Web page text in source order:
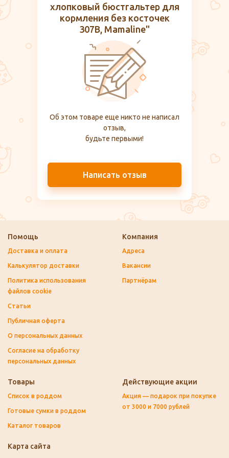
хлопковый бюстгальтер для
кормления без косточек
307B, Mamaline"
Об этом товаре еще никто не написал
отзыв,
будьте первыми!
Написать отзыв
Помощь
Доставка и оплата
Калькулятор доставки
Политика использования
файлов cookie
Статьи
Публичная оферта
О персональных данных
Согласие на обработку
персональных данных
Компания
Адреса
Вакансии
Партнёрам
Товары
Список в роддом
Готовые сумки в роддом
Каталог товаров
Действующие акции
Акция — подарок при покупке
от 3000 и 7000 рублей
Карта сайта